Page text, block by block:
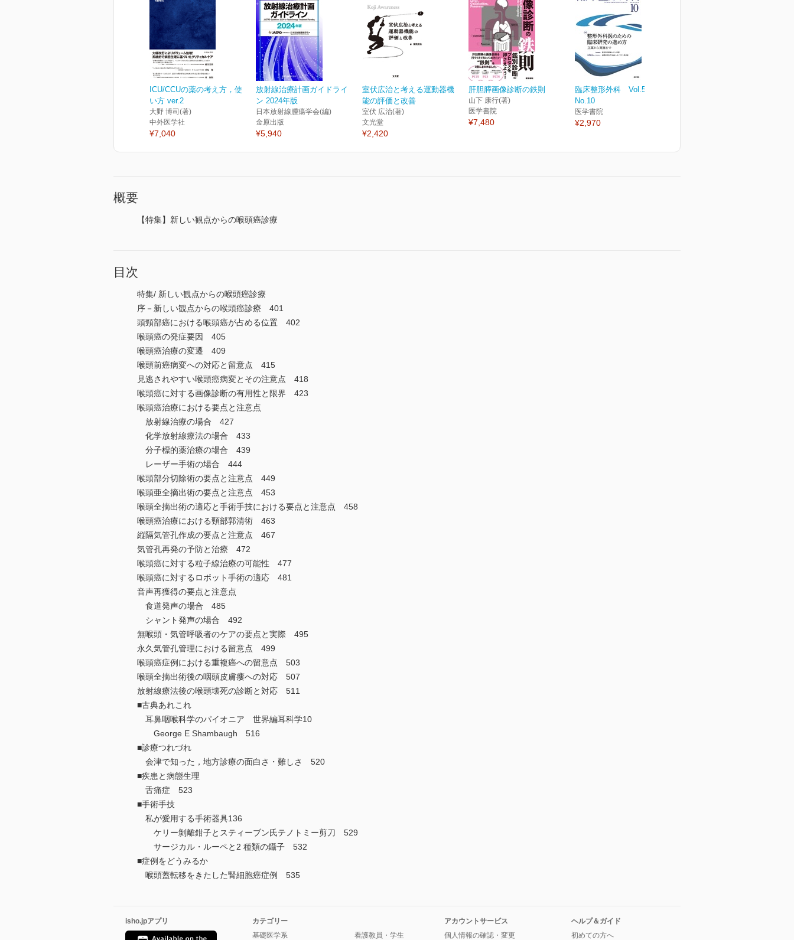
ICU/CCUの薬の考え方，使
い方 ver.2
大野 博司(著)
中外医学社
¥7,040
放射線治療計画ガイドライ
ン 2024年版
日本放射線腫瘍学会(編)
金原出版
¥5,940
室伏広治と考える運動器機
能の評価と改善
室伏 広治(著)
文光堂
¥2,420
肝胆膵画像診断の鉄則
山下 康行(著)
医学書院
¥7,480
臨床整形外科 Vol.59
No.10
医学書院
¥2,970
概要
【特集】新しい観点からの喉頭癌診療
目次
特集/ 新しい観点からの喉頭癌診療
序－新しい観点からの喉頭癌診療 401
頭頸部癌における喉頭癌が占める位置 402
喉頭癌の発症要因 405
喉頭癌治療の変遷 409
喉頭前癌病変への対応と留意点 415
見逃されやすい喉頭癌病変とその注意点 418
喉頭癌に対する画像診断の有用性と限界 423
喉頭癌治療における要点と注意点
放射線治療の場合 427
化学放射線療法の場合 433
分子標的薬治療の場合 439
レーザー手術の場合 444
喉頭部分切除術の要点と注意点 449
喉頭亜全摘出術の要点と注意点 453
喉頭全摘出術の適応と手術手技における要点と注意点 458
喉頭癌治療における頸部郭清術 463
縦隔気管孔作成の要点と注意点 467
気管孔再発の予防と治療 472
喉頭癌に対する粒子線治療の可能性 477
喉頭癌に対するロボット手術の適応 481
音声再獲得の要点と注意点
食道発声の場合 485
シャント発声の場合 492
無喉頭・気管呼吸者のケアの要点と実際 495
永久気管孔管理における留意点 499
喉頭癌症例における重複癌への留意点 503
喉頭全摘出術後の咽頭皮膚瘻への対応 507
放射線療法後の喉頭壊死の診断と対応 511
■古典あれこれ
耳鼻咽喉科学のパイオニア 世界編耳科学10
George E Shambaugh 516
■診療つれづれ
会津で知った，地方診療の面白さ・難しさ 520
■疾患と病態生理
舌痛症 523
■手術手技
私が愛用する手術器具136
ケリー剝離鉗子とスティーブン氏テノトミー剪刀 529
サージカル・ルーペと2 種類の鑷子 532
■症例をどうみるか
喉頭蓋転移をきたした腎細胞癌症例 535
isho.jpアプリ
カテゴリー
基礎医学系
看護教員・学生
アカウントサービス
個人情報の確認・変更
ヘルプ＆ガイド
初めての方へ